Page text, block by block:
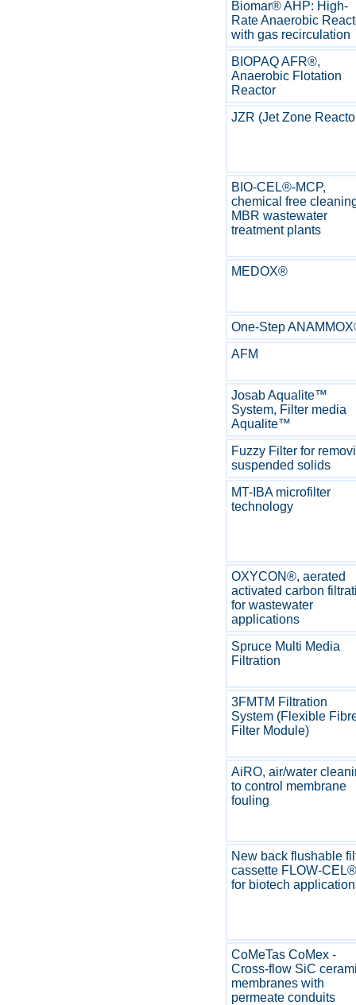
Biomar® AHP: High-
Rate Anaerobic
with gas recirculation
BIOPAQ AFR®,
Anaerobic Flotation
Reactor
JZR (Jet Zone
BIO-CEL®-MCP,
chemical free
MBR wastewater
treatment plants
MEDOX®
One-Step
AFM
Josab Aqualite™
System, Filter media
Aqualite™
Fuzzy Filter for
suspended solids
MT-IBA microfilter
technology
OXYCON®, aerated
activated carbon
for wastewater
applications
Spruce Multi Media
Filtration
3FMTM Filtration
System (Flexible
Filter Module)
AiRO, air/water
to control membrane
fouling
New back flushable
cassette FLOW-CEL®
for biotech
CoMeTas CoMex -
Cross-flow SiC
membranes with
permeate conduits